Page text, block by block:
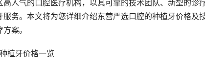
高人气的口腔医疗机构，以其可靠的技术团队、新型的诊
务。本文将为您详细介绍东营严选口腔的种植牙价格及
案。
植牙价格一览